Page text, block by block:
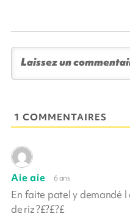
1 COMMENTAIRES
Aie aie 6 ans
En faite patel y demandé l
de riz ?£?£?£